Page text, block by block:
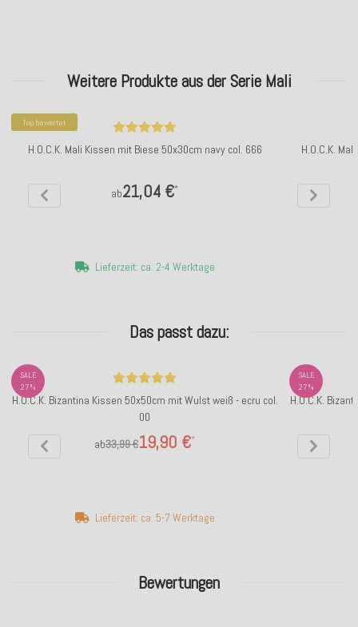
Bewertungen
Weitere Produkte aus der Serie Mali
Top bewertet
H.O.C.K. Mali Kissen mit Biese 50x30cm navy col. 666
ab21,04 €*
Lieferzeit: ca. 2-4 Werktage
H.O.C.K.
Das passt dazu:
SALE
27%
H.O.C.K. Bizantina Kissen 50x50cm mit Wulst weiß - ecru col.
00
ab
19,90 €*
33,99 €
Lieferzeit: ca. 5-7 Werktage
SALE
27%
H.O.C.K.